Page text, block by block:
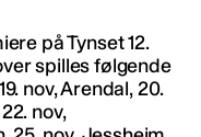
på Tynset 12.
spilles følgende
nov, Arendal, 20.
nov,